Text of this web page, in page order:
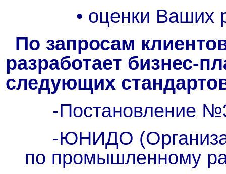
• оценки Ваших
По запросам
разработает бизнес-
следующих
-Постановление
-ЮНИДО
по промышленному